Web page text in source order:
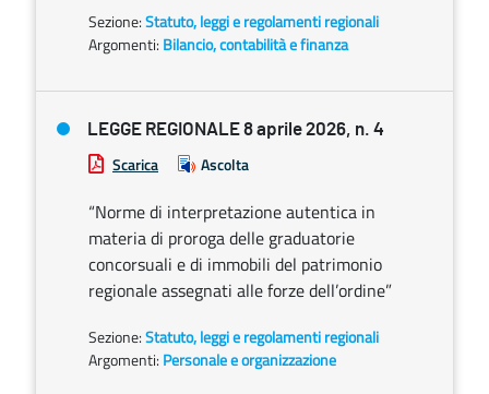
Sezione:Statuto, leggi e regolamenti regionali
Argomenti: Bilancio, contabilità e finanza
LEGGE REGIONALE 8 aprile 2026, n. 4
Scarica Ascolta
“Norme di interpretazione autentica in
materia di proroga delle graduatorie
concorsuali e di immobili del patrimonio
regionale assegnati alle forze dell’ordine”
Sezione:Statuto, leggi e regolamenti regionali
Argomenti: Personale e organizzazione